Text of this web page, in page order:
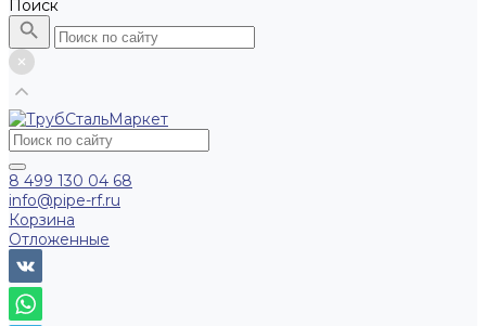
Поиск
8 499 130 04 68
info@pipe-rf.ru
Корзина
Отложенные